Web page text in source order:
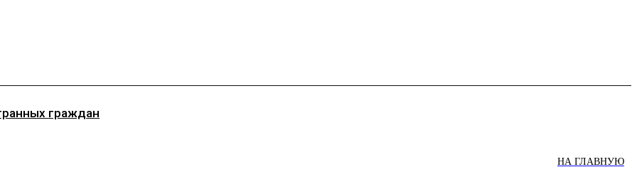
граждан
НА ГЛАВНУЮ